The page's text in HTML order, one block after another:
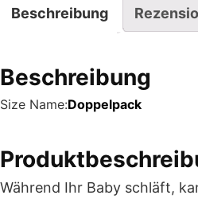
Beschreibung
Beschreibung
Size Name:Doppelpack
Während Ihr Baby schläft,